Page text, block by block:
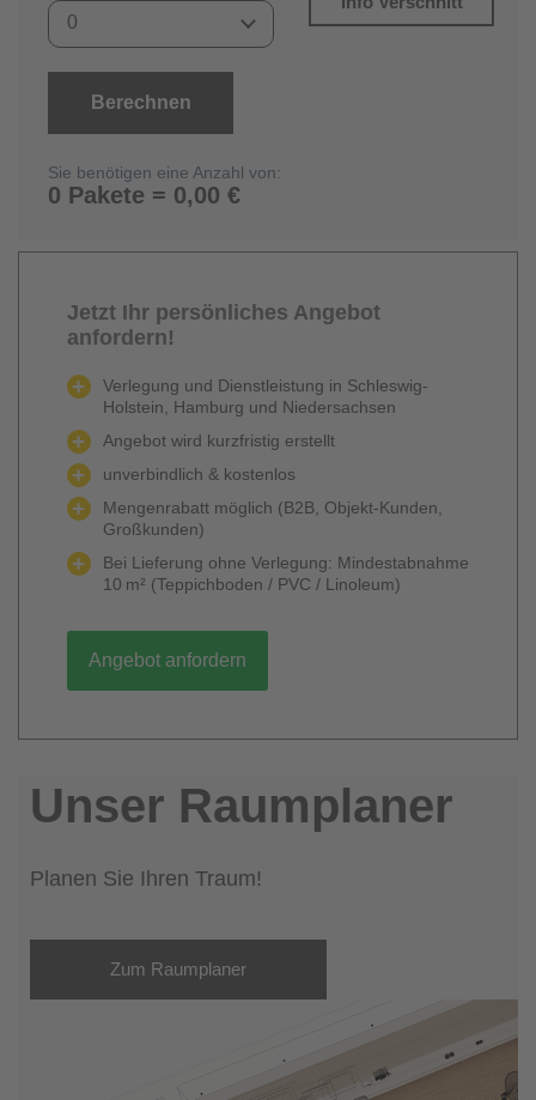
0
Berechnen
Sie benötigen eine Anzahl von:
0 Pakete = 0,00 €
Jetzt Ihr persönliches Angebot
anfordern!
Verlegung und Dienstleistung in Schleswig-
Holstein, Hamburg und Niedersachsen
Angebot wird kurzfristig erstellt
unverbindlich & kostenlos
Mengenrabatt möglich (B2B, Objekt-Kunden,
Großkunden)
Bei Lieferung ohne Verlegung: Mindestabnahme
10 m² (Teppichboden / PVC / Linoleum)
Angebot anfordern
Unser Raumplaner
Planen Sie Ihren Traum!
Zum Raumplaner